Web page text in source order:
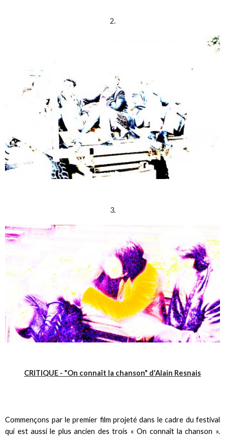
2.
3.
CRITIQUE - "On connaît la chanson" d'Alain Resnais
Commençons par le premier film projeté dans le cadre du festival
qui est aussi le plus ancien des trois « On connaît la chanson ».